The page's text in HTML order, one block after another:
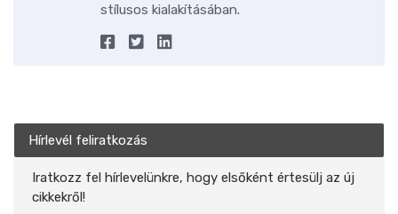
stílusos kialakításában.
Hírlevél feliratkozás
Iratkozz fel hírlevelünkre, hogy elsőként értesülj az új
cikkekről!